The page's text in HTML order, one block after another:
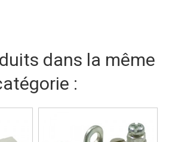
dans la même
: